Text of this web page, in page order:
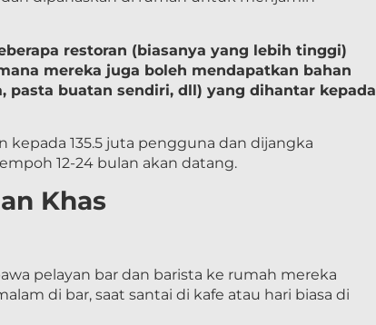
restoran (biasanya yang lebih tinggi)
mereka juga boleh mendapatkan bahan
pasta buatan sendiri, dll) yang dihantar kepada
kepada 135.5 juta pengguna dan dijangka
12-24 bulan akan datang.
Khas
pelayan bar dan barista ke rumah mereka
di bar, saat santai di kafe atau hari biasa di